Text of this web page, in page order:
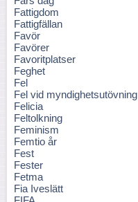
Fattigdom
Fattigfällan
Favör
Favörer
Favoritplatser
Feghet
Fel
Fel vid myndighetsutövning
Felicia
Feltolkning
Feminism
Femtio år
Fest
Fester
Fetma
Fia Iveslätt